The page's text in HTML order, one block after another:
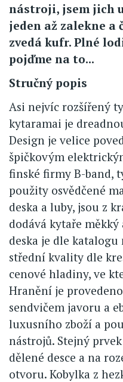
nástroji, jsem jich
jeden až zalekne a
zvedá kufr. Plné
pojďme na to...
Stručný popis
Asi nejvíc rozšířený
kytaramai je
Design je velice
špičkovým
finské firmy B-band,
použity osvědčené
deska a luby, jsou z
dodává kytaře
deska je dle
střední kvality dle
cenové hladiny, ve
Hranění je
sendvičem javoru a
luxusního zboží a
nástrojů. Stejný
dělené desce a na
otvoru. Kobylka z